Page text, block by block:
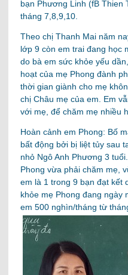
bạn Phương Linh (fB Thien
tháng 7,8,9,10.
Theo chị Thanh Mai năm
lớp 9 còn em trai đang học
do bà em sức khỏe yếu
hoạt của mẹ Phong đành
thời gian giành cho mẹ
chị Châu mẹ của em. Em
với mẹ, để chăm mẹ nhiều
Hoàn cảnh em Phong: Bố
bất động bởi bị liệt tủy sau
nhỏ Ngô Anh Phương 3
Phong vừa phải chăm mẹ,
em là 1 trong 9 bạn đạt kết
khỏe mẹ Phong đang ngày
em 500 nghìn/tháng từ